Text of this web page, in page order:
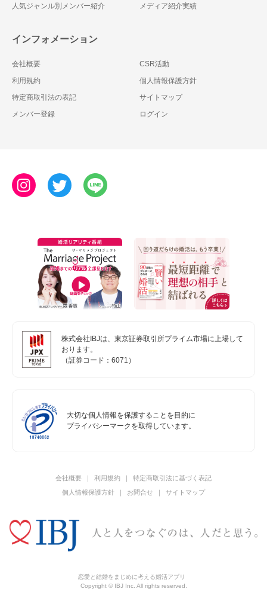
人気ジャンル別メンバー紹介
メディア紹介実績
インフォメーション
会社概要
CSR活動
利用規約
個人情報保護方針
特定商取引法の表記
サイトマップ
メンバー登録
ログイン
株式会社IBJは、東京証券取引所プライム市場に上場して
おります。
（証券コード：6071）
大切な個人情報を保護することを目的に
プライバシーマークを取得しています。
会社概要 利用規約
特定商取引法に基づく表記
個人情報保護方針
お問合せ サイトマップ
恋愛と結婚をまじめに考える婚活アプリ
Copyright © IBJ Inc. All rights reserved.